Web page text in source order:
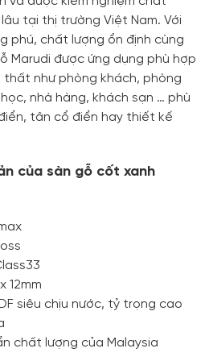
tại thị trường Việt Nam. Với
phú, chất lượng ổn định cùng
Marudi được ứng dụng phù hợp
thất như phòng khách, phòng
nhà hàng, khách sạn … phù
tân cổ điển hay thiết kế
của sàn gỗ cốt xanh
12mm
siêu chịu nước, tỷ trọng cao
chất lượng của Malaysia